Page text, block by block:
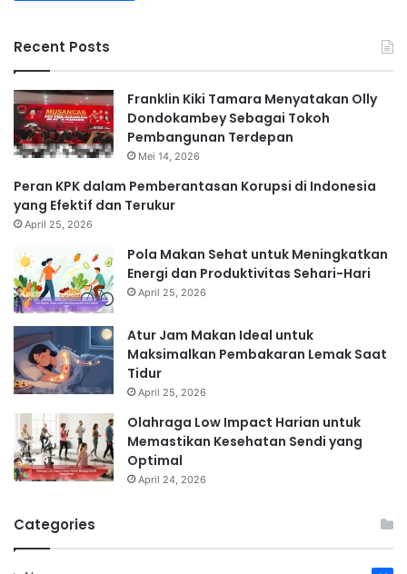
Recent Posts
Franklin Kiki Tamara Menyatakan Olly
Dondokambey Sebagai Tokoh
Pembangunan Terdepan
Mei 14, 2026
Peran KPK dalam Pemberantasan Korupsi di Indonesia
yang Efektif dan Terukur
April 25, 2026
Pola Makan Sehat untuk Meningkatkan
Energi dan Produktivitas Sehari-Hari
April 25, 2026
Atur Jam Makan Ideal untuk
Maksimalkan Pembakaran Lemak Saat
Tidur
April 25, 2026
Olahraga Low Impact Harian untuk
Memastikan Kesehatan Sendi yang
Optimal
April 24, 2026
Categories